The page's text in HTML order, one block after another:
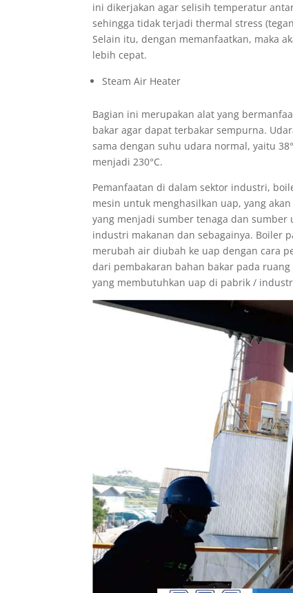
ini dikerjakan agar selisih temperatur
sehingga tidak terjadi thermal stress
Selain itu, dengan memanfaatkan, maka
lebih cepat.
Steam Air Heater
Bagian ini merupakan alat yang
bakar agar dapat terbakar sempurna.
sama dengan suhu udara normal, yaitu
menjadi 230°C.
Pemanfaatan di dalam sektor industri,
mesin untuk menghasilkan uap, yang
yang menjadi sumber tenaga dan sumber
industri makanan dan sebagainya. Boiler
merubah air diubah ke uap dengan cara
dari pembakaran bahan bakar pada
yang membutuhkan uap di pabrik /